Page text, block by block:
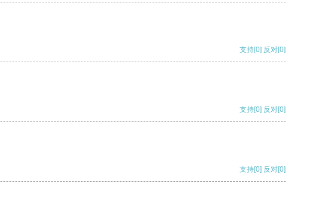
支持[0] 反对[0]
支持[0] 反对[0]
支持[0] 反对[0]